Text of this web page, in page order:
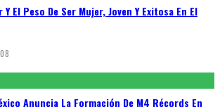
El Peso De Ser Mujer, Joven Y Exitosa En El
Anuncia La Formación De M4 Récords En